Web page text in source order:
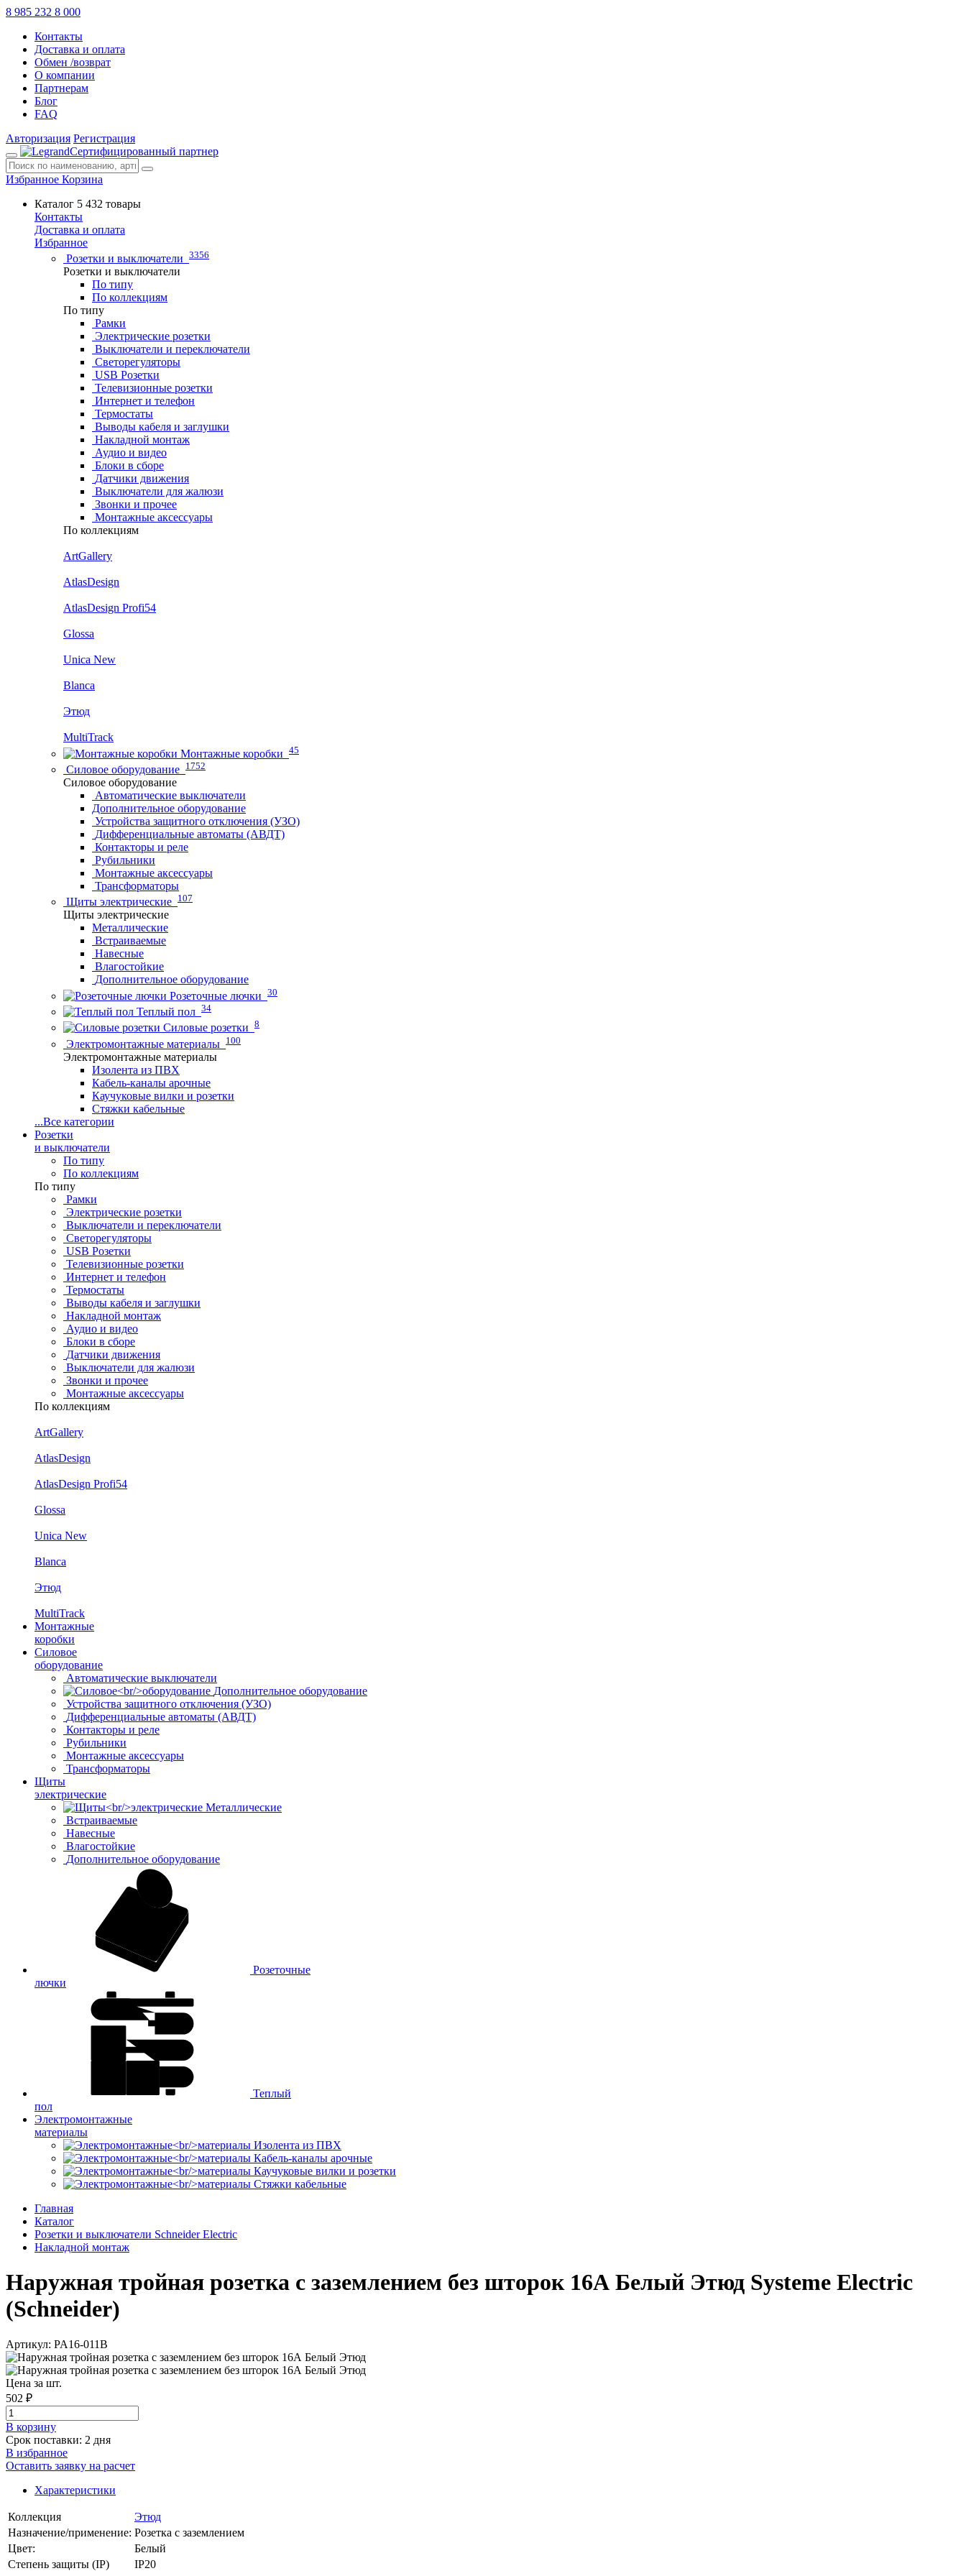
8 985 232 8 000
Контакты
Доставка и оплата
Обмен /возврат
О компании
Партнерам
Блог
FAQ
Авторизация Регистрация
Сертифицированный партнер
Избранное Корзина
Каталог 5 432 товары
Контакты
Доставка и оплата
Избранное
Розетки и выключатели 3356
Розетки и выключатели
По типу
По коллекциям
По типу
Рамки
Электрические розетки
Выключатели и переключатели
Светорегуляторы
USB Розетки
Телевизионные розетки
Интернет и телефон
Термостаты
Выводы кабеля и заглушки
Накладной монтаж
Аудио и видео
Блоки в сборе
Датчики движения
Выключатели для жалюзи
Звонки и прочее
Монтажные аксессуары
По коллекциям
ArtGallery
AtlasDesign
AtlasDesign Profi54
Glossa
Unica New
Blanca
Этюд
MultiTrack
Монтажные коробки 45
Силовое оборудование 1752
Силовое оборудование
Автоматические выключатели
Дополнительное оборудование
Устройства защитного отключения (УЗО)
Дифференциальные автоматы (АВДТ)
Контакторы и реле
Рубильники
Монтажные аксессуары
Трансформаторы
Щиты электрические 107
Щиты электрические
Металлические
Встраиваемые
Навесные
Влагостойкие
Дополнительное оборудование
Розеточные лючки 30
Теплый пол 34
Силовые розетки 8
Электромонтажные материалы 100
Электромонтажные материалы
Изолента из ПВХ
Кабель-каналы арочные
Каучуковые вилки и розетки
Стяжки кабельные
...Все категории
Розетки
и выключатели
По типу
По коллекциям
По типу
Рамки
Электрические розетки
Выключатели и переключатели
Светорегуляторы
USB Розетки
Телевизионные розетки
Интернет и телефон
Термостаты
Выводы кабеля и заглушки
Накладной монтаж
Аудио и видео
Блоки в сборе
Датчики движения
Выключатели для жалюзи
Звонки и прочее
Монтажные аксессуары
По коллекциям
ArtGallery
AtlasDesign
AtlasDesign Profi54
Glossa
Unica New
Blanca
Этюд
MultiTrack
Монтажные
коробки
Силовое
оборудование
Автоматические выключатели
Дополнительное оборудование
Устройства защитного отключения (УЗО)
Дифференциальные автоматы (АВДТ)
Контакторы и реле
Рубильники
Монтажные аксессуары
Трансформаторы
Щиты
электрические
Металлические
Встраиваемые
Навесные
Влагостойкие
Дополнительное оборудование
Розеточные
лючки
Теплый
пол
Электромонтажные
материалы
Изолента из ПВХ
Кабель-каналы арочные
Каучуковые вилки и розетки
Стяжки кабельные
Главная
Каталог
Розетки и выключатели Schneider Electric
Накладной монтаж
Наружная тройная розетка с заземлением без шторок 16А Белый Этюд Systeme Electric
(Schneider)
Артикул: PA16-011B
Цена за шт.
502 ₽
В корзинy
Срок поставки: 2 дня
В избранное
Оставить заявку на расчет
Характеристики
Коллекция
Этюд
Назначение/применение: Розетка с заземлением
Цвет:
Белый
Степень защиты (IP)
IP20